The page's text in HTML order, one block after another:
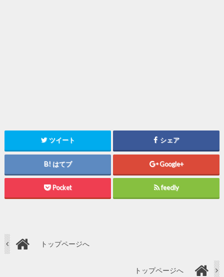
ツイート シェア
はてブ Google+
Pocket feedly
トップページへ
トップページへ